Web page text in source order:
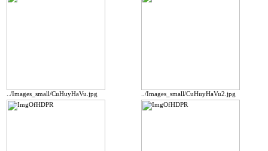
../Images_small/CuHuyHaVu.jpg ../Images_small/CuHuyHaVu2.jpg